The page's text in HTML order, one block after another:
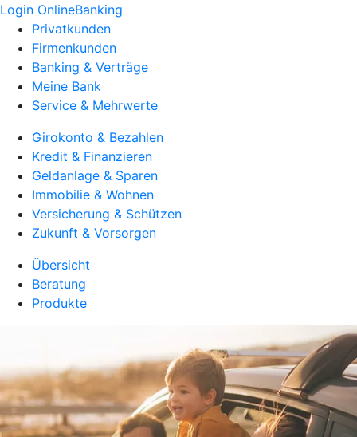
Login OnlineBanking
Privatkunden
Firmenkunden
Banking & Verträge
Meine Bank
Service & Mehrwerte
Girokonto & Bezahlen
Kredit & Finanzieren
Geldanlage & Sparen
Immobilie & Wohnen
Versicherung & Schützen
Zukunft & Vorsorgen
Übersicht
Beratung
Produkte